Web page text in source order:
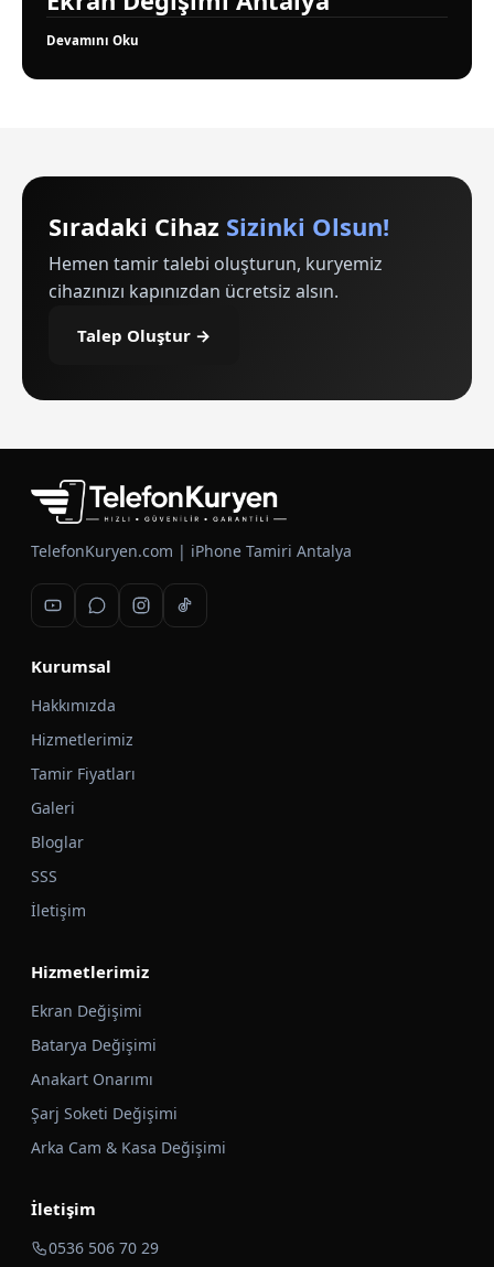
Devamını Oku
Sıradaki Cihaz Sizinki Olsun!
Hemen tamir talebi oluşturun, kuryemiz
cihazınızı kapınızdan ücretsiz alsın.
Talep Oluştur →
TelefonKuryen.com | iPhone Tamiri Antalya
Kurumsal
Hakkımızda
Hizmetlerimiz
Tamir Fiyatları
Galeri
Bloglar
SSS
İletişim
Hizmetlerimiz
Ekran Değişimi
Batarya Değişimi
Anakart Onarımı
Şarj Soketi Değişimi
Arka Cam & Kasa Değişimi
İletişim
0536 506 70 29